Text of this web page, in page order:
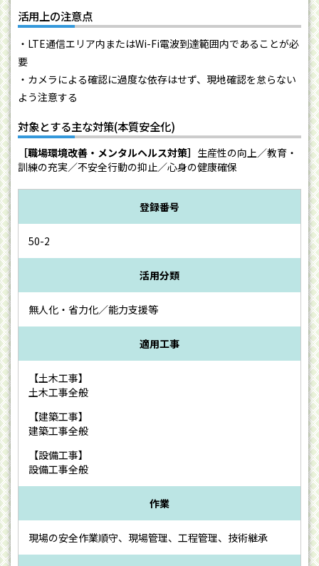
活用上の注意点
・LTE通信エリア内またはWi-Fi電波到達範囲内であることが必
要
・カメラによる確認に過度な依存はせず、現地確認を怠らない
よう注意する
対象とする主な対策(本質安全化)
［職場環境改善・メンタルヘルス対策］ 生産性の向上／教育・
訓練の充実／不安全行動の抑止／心身の健康確保
登録番号
50-2
活用分類
無人化・省力化／能力支援等
適用工事
【土木工事】
土木工事全般
【建築工事】
建築工事全般
【設備工事】
設備工事全般
作業
現場の安全作業順守、現場管理、工程管理、技術継承